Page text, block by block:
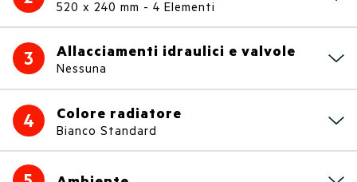
520 x 240 mm - 4 Elementi
3 Allacciamenti idraulici e valvole
Nessuna
4 Colore radiatore
Bianco Standard